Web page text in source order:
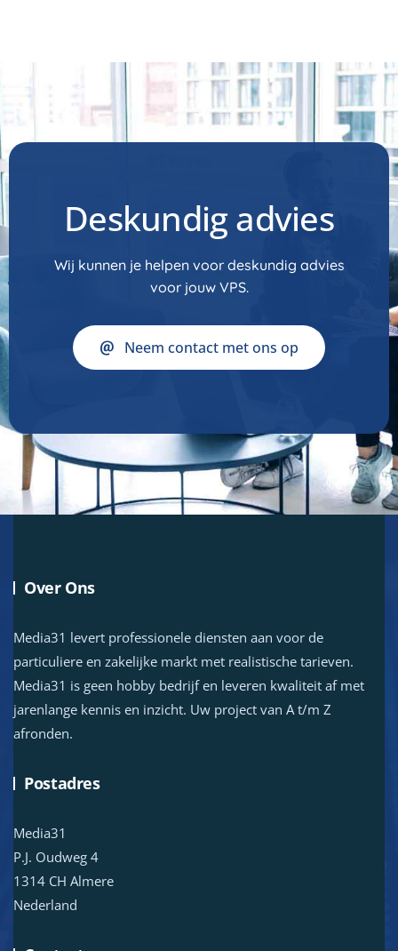
Deskundig advies
Wij kunnen je helpen voor deskundig advies
voor jouw VPS.
Neem contact met ons op
Over Ons
Media31 levert professionele diensten aan voor de
particuliere en zakelijke markt met realistische tarieven.
Media31 is geen hobby bedrijf en leveren kwaliteit af met
jarenlange kennis en inzicht. Uw project van A t/m Z
afronden.
Postadres
Media31
P.J. Oudweg 4
1314 CH Almere
Nederland